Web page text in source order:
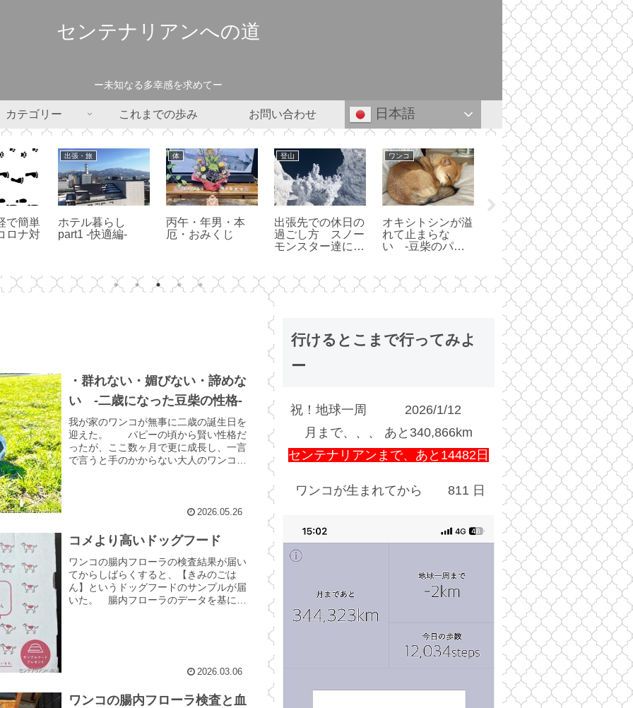
センテナリアンへの道
ー未知なる多幸感を求めてー
カテゴリー これまでの歩み お問い合わせ 日本語
で簡単
ロナ対
出張・旅
ホテル暮らし
part1 -快適編-
体
丙午・年男・本
厄・おみくじ
登山
出張先での休日の
過ごし方 スノー
モンスター達に会
ワンコ
オキシトシンが溢
れて止まらな
い -豆柴のパピ
アウトドア
ウサギの楽園で出
張キャンプ -大久
野島キャンプ場-
登山
カム
ラ -
庭で
日々-
編
・群れない・媚びない・諦めな
い -二歳になった豆柴の性格-
我が家のワンコが無事に二歳の誕生日を
迎えた。 パピーの頃から賢い性格だ
ったが、ここ数ヶ月で更に成長し、一言
で言うと手のかからない大人のワンコに
2026.05.26
コメより高いドッグフード
ワンコの腸内フローラの検査結果が届い
てからしばらくすると、【きみのごは
ん】というドッグフードのサンプルが届
いた。 腸内フローラのデータを基に不
2026.03.06
ワンコの腸内フローラ検査と血
行けるとこまで行ってみよ
ー
祝！地球一周 2026/1/12
月まで、、、 あと340,866km
センテナリアンまで、あと14482日
ワンコが生まれてから 811 日